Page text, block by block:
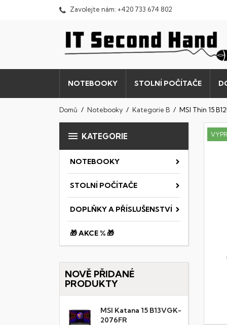
Zavolejte nám: +420 733 674 802
NOTEBOOKY STOLNÍ POČÍTAČE
Domů Notebooky Kategorie B MSI Thin 15
 KATEGORIE
NOTEBOOKY
STOLNÍ POČÍTAČE
DOPLŇKY A PŘÍSLUŠENSTVÍ
🎁 AKCE % 🎁
NOVĚ PŘIDANÉ
PRODUKTY
MSI Katana 15 B13VGK-
2076FR